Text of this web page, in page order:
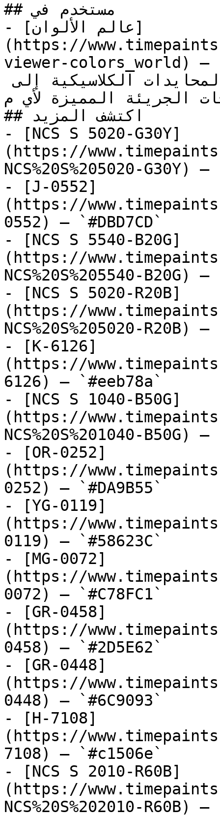
## مستخدم في
- [عالم الألوان]
(https://
viewer-colors_world) — مجموعة شاملة تغطي الطيف
الكامل من الألوان، من المحايدات الكلاسيكية إلى
الجريئة المميزة لأي م...
## اكتشف المزيد
- [NCS S 5020-G30Y]
(https://
NCS%20S%205020-G30Y)
- [J-0552]
(https://
0552) — `#DBD7CD`
- [NCS S 5540-B20G]
(https://
NCS%20S%205540-B20G)
- [NCS S 5020-R20B]
(https://
NCS%20S%205020-R20B)
- [K-6126]
(https://
6126) — `#eeb78a`
- [NCS S 1040-B50G]
(https://
NCS%20S%201040-B50G)
- [OR-0252]
(https://
0252) — `#DA9B55`
- [YG-0119]
(https://
0119) — `#58623C`
- [MG-0072]
(https://
0072) — `#C78FC1`
- [GR-0458]
(https://
0458) — `#2D5E62`
- [GR-0448]
(https://
0448) — `#6C9093`
- [H-7108]
(https://
7108) — `#c1506e`
- [NCS S 2010-R60B]
(https://
NCS%20S%202010-R60B)